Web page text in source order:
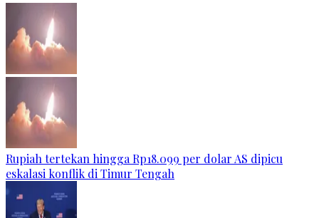
Rupiah tertekan hingga Rp18.099 per dolar AS dipicu
eskalasi konflik di Timur Tengah